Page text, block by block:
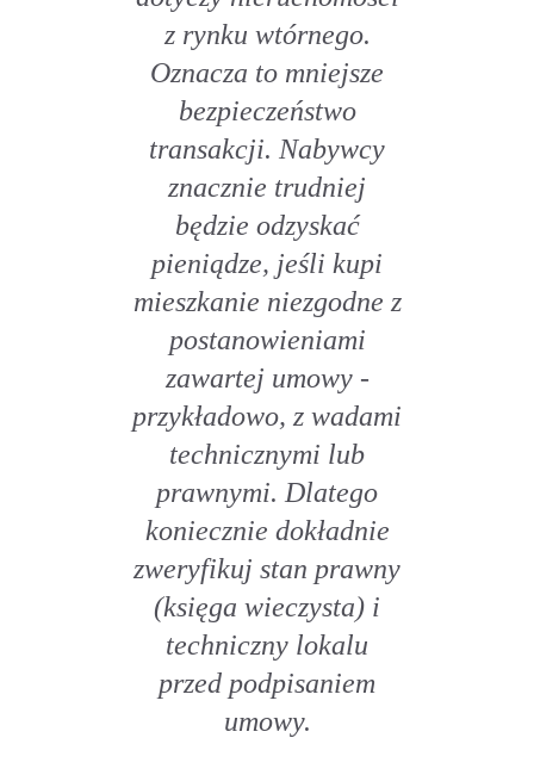
z rynku wtórnego.
Oznacza to mniejsze
bezpieczeństwo
transakcji. Nabywcy
znacznie trudniej
będzie odzyskać
pieniądze, jeśli kupi
mieszkanie niezgodne z
postanowieniami
zawartej umowy -
przykładowo, z wadami
technicznymi lub
prawnymi. Dlatego
koniecznie dokładnie
zweryfikuj stan prawny
(księga wieczysta) i
techniczny lokalu
przed podpisaniem
umowy.